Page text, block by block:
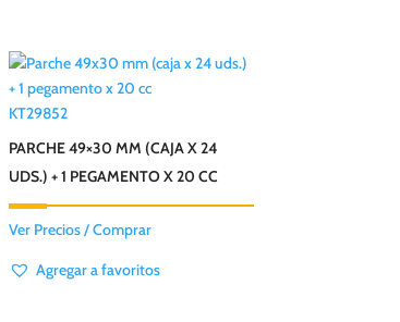
KT29852
PARCHE 49×30 MM (CAJA X 24
UDS.) + 1 PEGAMENTO X 20 CC
Ver Precios / Comprar
Agregar a favoritos